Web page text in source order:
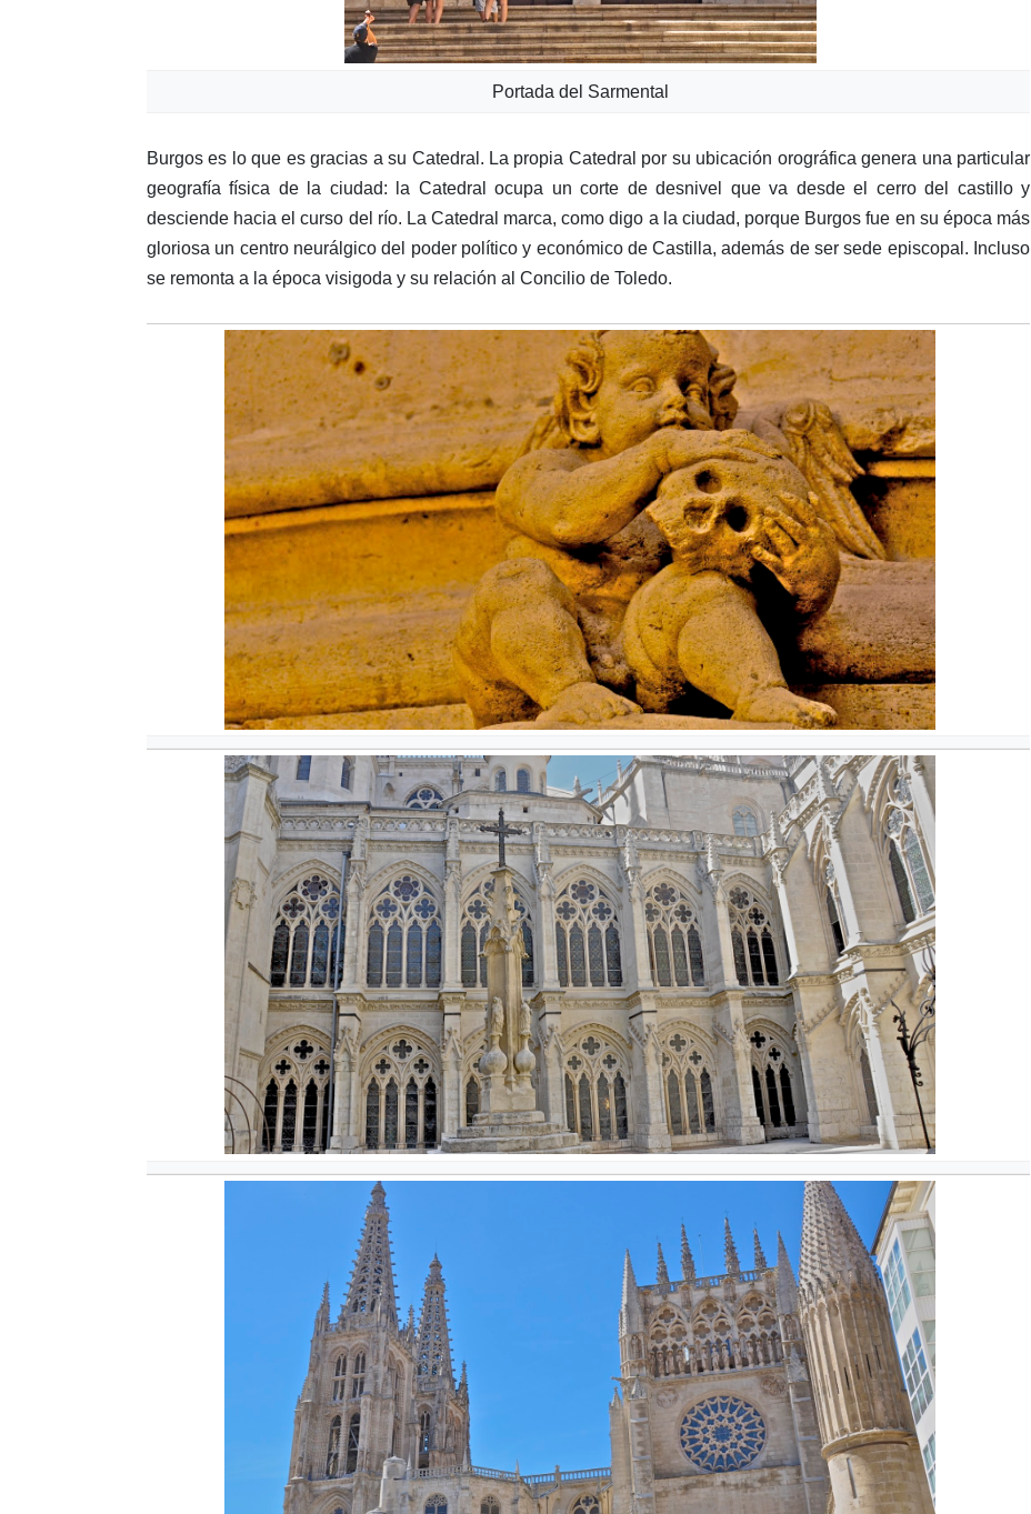
Portada del Sarmental
Burgos es lo que es gracias a su Catedral. La propia Catedral por su ubicación orográfica genera una particular
geografía física de la ciudad: la Catedral ocupa un corte de desnivel que va desde el cerro del castillo y
desciende hacia el curso del río. La Catedral marca, como digo a la ciudad, porque Burgos fue en su época más
gloriosa un centro neurálgico del poder político y económico de Castilla, además de ser sede episcopal. Incluso
se remonta a la época visigoda y su relación al Concilio de Toledo.